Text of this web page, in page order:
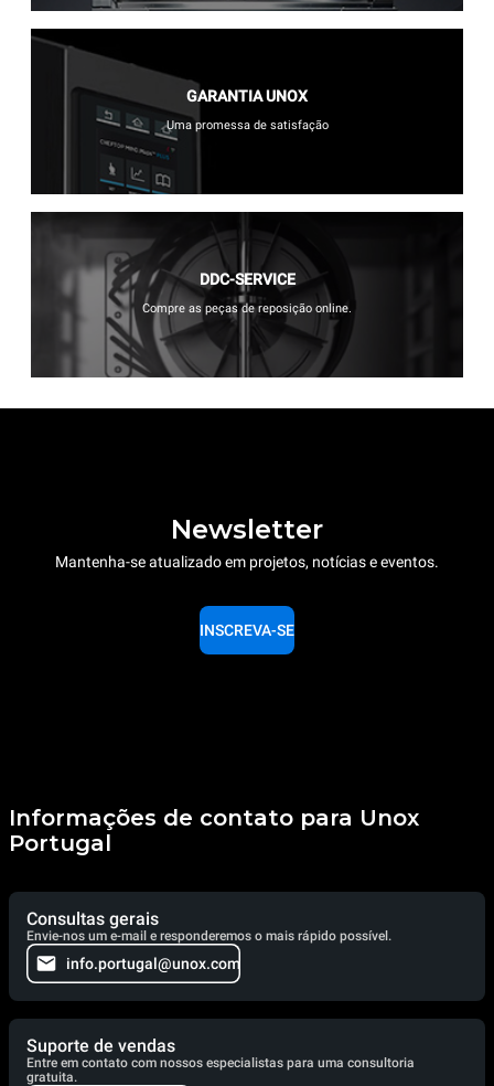
GARANTIA UNOX
Uma promessa de satisfação
DDC-SERVICE
Compre as peças de reposição online.
Newsletter
Mantenha-se atualizado em projetos, notícias e eventos.
INSCREVA-SE
Informações de contato para Unox
Portugal
Consultas gerais
Envie-nos um e-mail e responderemos o mais rápido possível.
info.portugal@unox.com
Suporte de vendas
Entre em contato com nossos especialistas para uma consultoria
gratuita.